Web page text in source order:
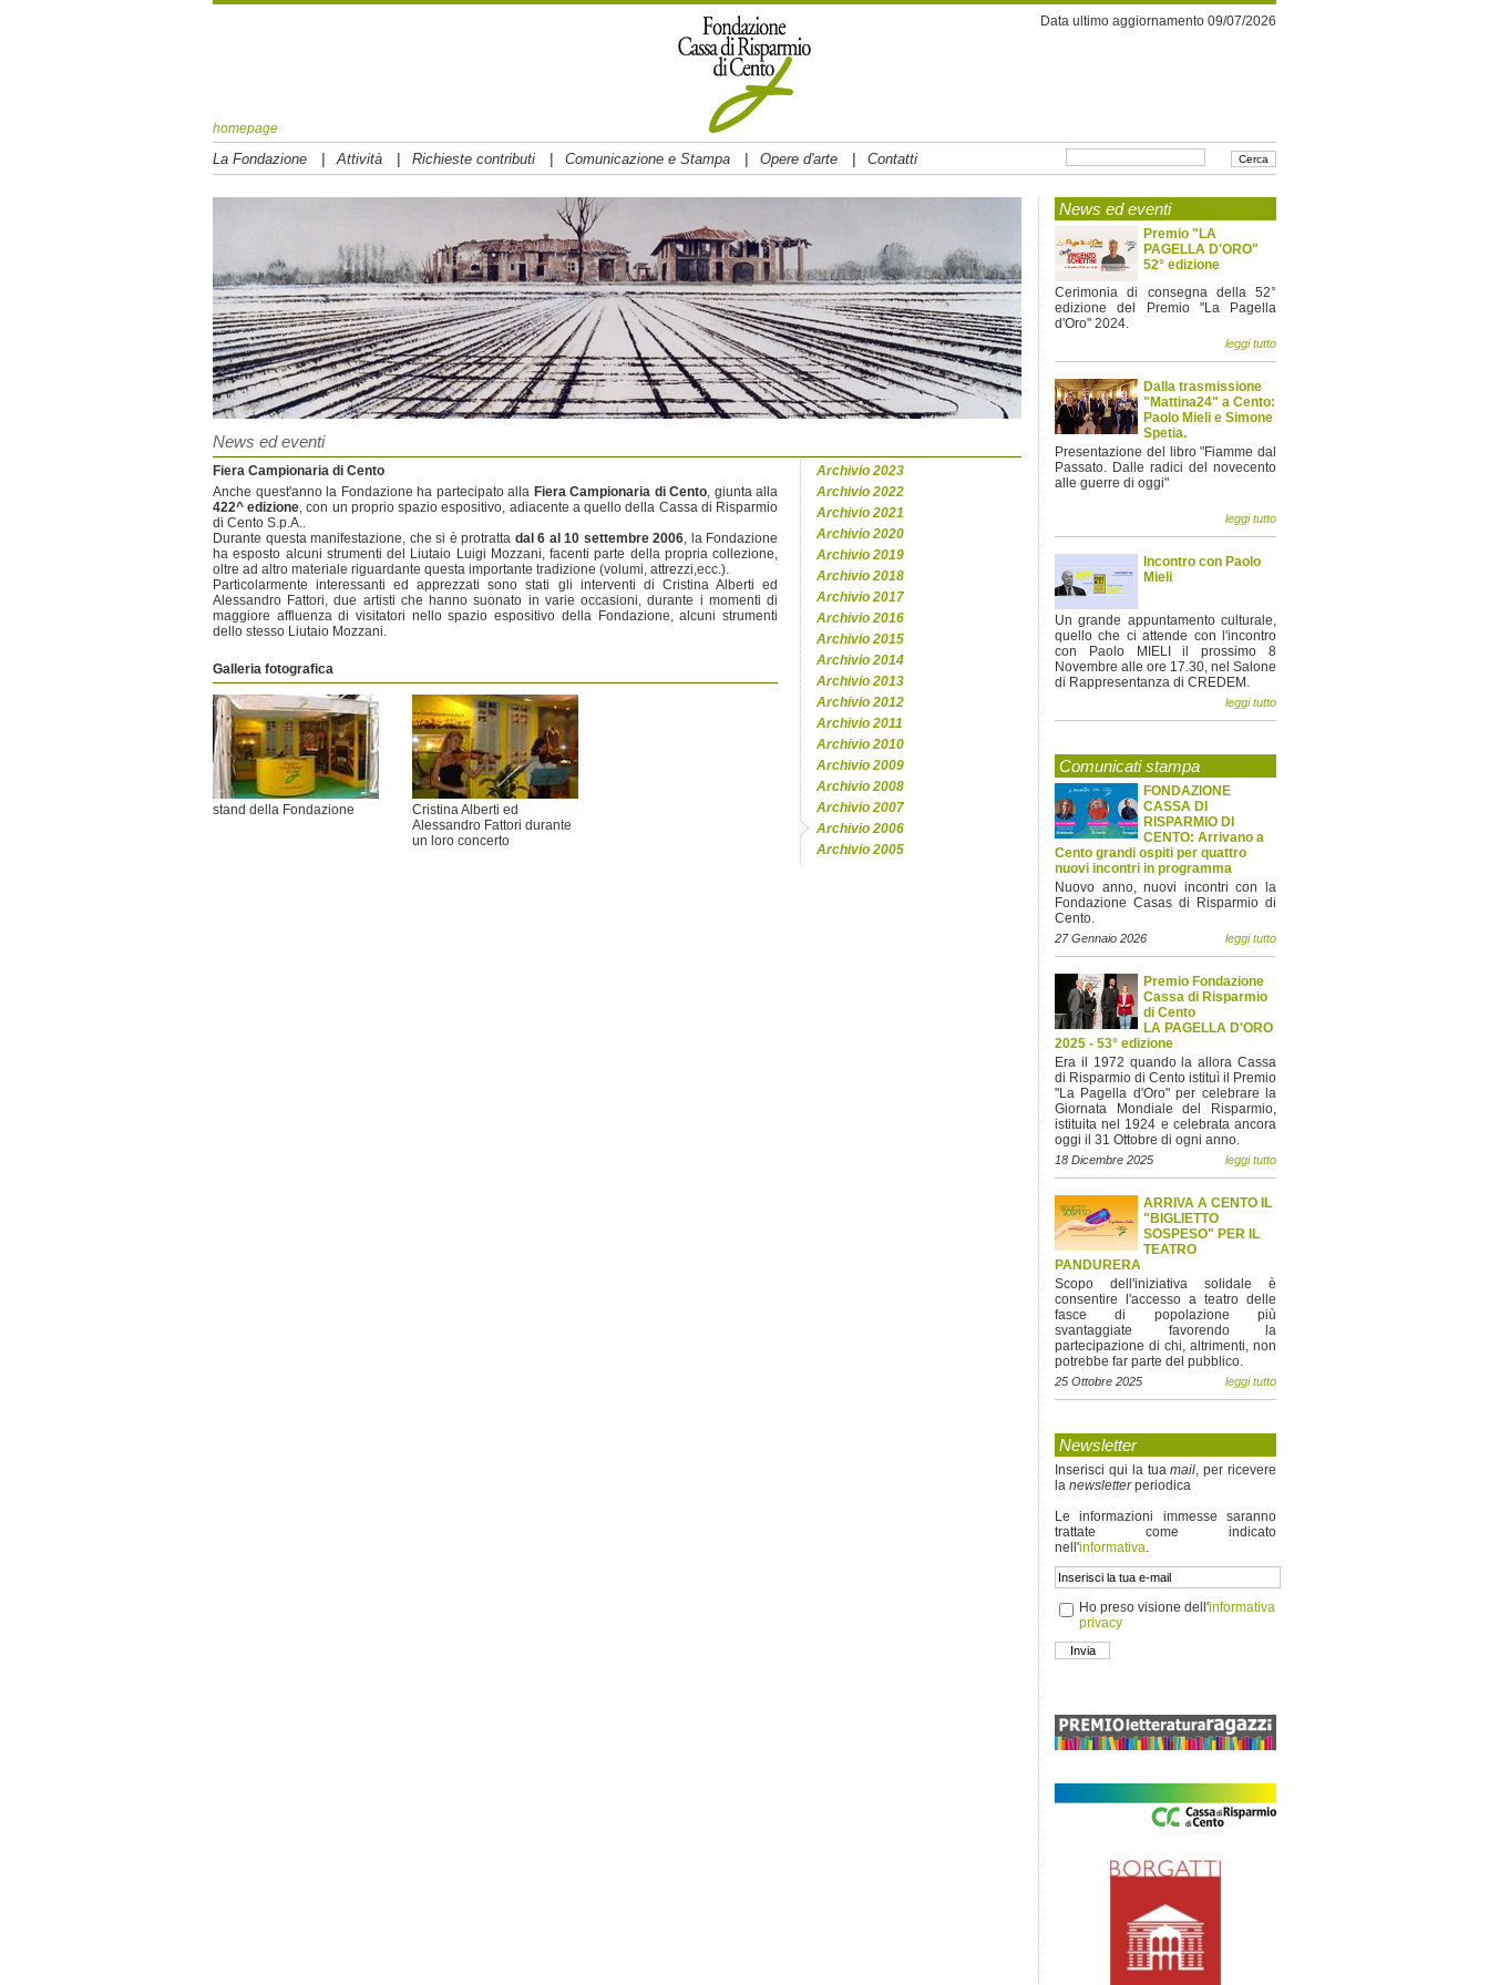
homepage
Data ultimo aggiornamento 09/07/2026
La Fondazione | Attività | Richieste contributi | Comunicazione e Stampa | Opere d'arte | Contatti
News ed eventi
Fiera Campionaria di Cento
Anche quest'anno la Fondazione ha partecipato alla Fiera Campionaria di Cento, giunta alla
422^ edizione, con un proprio spazio espositivo, adiacente a quello della Cassa di Risparmio
di Cento S.p.A..
Durante questa manifestazione, che si è protratta dal 6 al 10 settembre 2006, la Fondazione
ha esposto alcuni strumenti del Liutaio Luigi Mozzani, facenti parte della propria collezione,
oltre ad altro materiale riguardante questa importante tradizione (volumi, attrezzi,ecc.).
Particolarmente interessanti ed apprezzati sono stati gli interventi di Cristina Alberti ed
Alessandro Fattori, due artisti che hanno suonato in varie occasioni, durante i momenti di
maggiore affluenza di visitatori nello spazio espositivo della Fondazione, alcuni strumenti
dello stesso Liutaio Mozzani.
Galleria fotografica
stand della Fondazione
Cristina Alberti ed
Alessandro Fattori durante
un loro concerto
Archivio 2023
Archivio 2022
Archivio 2021
Archivio 2020
Archivio 2019
Archivio 2018
Archivio 2017
Archivio 2016
Archivio 2015
Archivio 2014
Archivio 2013
Archivio 2012
Archivio 2011
Archivio 2010
Archivio 2009
Archivio 2008
Archivio 2007
Archivio 2006
Archivio 2005
News ed eventi
Premio "LA
PAGELLA D'ORO"
52° edizione
Cerimonia di consegna della 52°
edizione del Premio "La Pagella
d'Oro" 2024.
leggi tutto
Dalla trasmissione
"Mattina24" a Cento:
Paolo Mieli e Simone
Spetia.
Presentazione del libro "Fiamme dal
Passato. Dalle radici del novecento
alle guerre di oggi"
leggi tutto
Incontro con Paolo
Mieli
Un grande appuntamento culturale,
quello che ci attende con l'incontro
con Paolo MIELI il prossimo 8
Novembre alle ore 17.30, nel Salone
di Rappresentanza di CREDEM.
leggi tutto
Comunicati stampa
FONDAZIONE
CASSA DI
RISPARMIO DI
CENTO: Arrivano a
Cento grandi ospiti per quattro
nuovi incontri in programma
Nuovo anno, nuovi incontri con la
Fondazione Casas di Risparmio di
Cento.
27 Gennaio 2026 leggi tutto
Premio Fondazione
Cassa di Risparmio
di Cento
LA PAGELLA D'ORO
2025 - 53° edizione
Era il 1972 quando la allora Cassa
di Risparmio di Cento istituì il Premio
"La Pagella d'Oro" per celebrare la
Giornata Mondiale del Risparmio,
istituita nel 1924 e celebrata ancora
oggi il 31 Ottobre di ogni anno.
18 Dicembre 2025 leggi tutto
ARRIVA A CENTO IL
"BIGLIETTO
SOSPESO" PER IL
TEATRO
PANDURERA
Scopo dell'iniziativa solidale è
consentire l'accesso a teatro delle
fasce di popolazione più
svantaggiate favorendo la
partecipazione di chi, altrimenti, non
potrebbe far parte del pubblico.
25 Ottobre 2025 leggi tutto
Newsletter
Inserisci qui la tuamail, per ricevere
la newsletterperiodica
Le informazioni immesse saranno
trattate come indicato
nell'informativa.
Ho preso visione dell'informativa
privacy